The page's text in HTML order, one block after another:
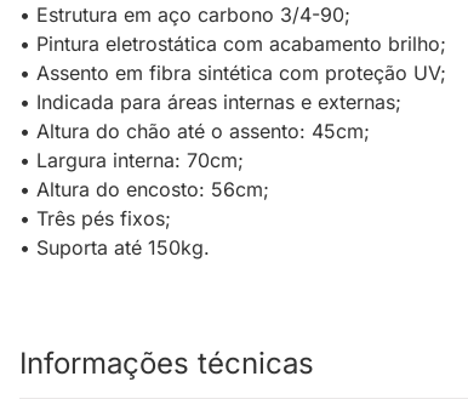
• Estrutura em aço carbono 3/4-90;
• Pintura eletrostática com acabamento brilho;
• Assento em fibra sintética com proteção UV;
• Indicada para áreas internas e externas;
• Altura do chão até o assento: 45cm;
• Largura interna: 70cm;
• Altura do encosto: 56cm;
• Três pés fixos;
• Suporta até 150kg.
Informações técnicas